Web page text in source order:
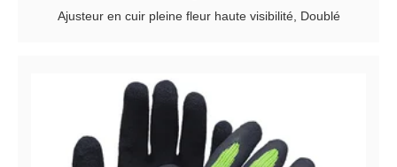
Ajusteur en cuir pleine fleur haute visibilité, Doublé